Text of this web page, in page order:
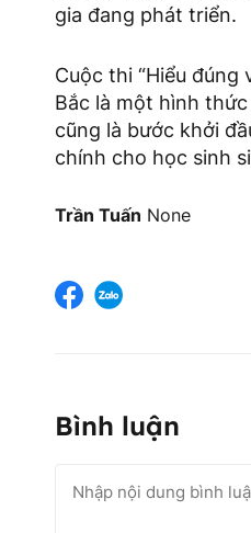
gia đang phát triển.
Cuộc thi “Hiểu
Bắc là một hình
cũng là bước khởi
chính cho học sinh
Trần Tuấn None
Bình luận